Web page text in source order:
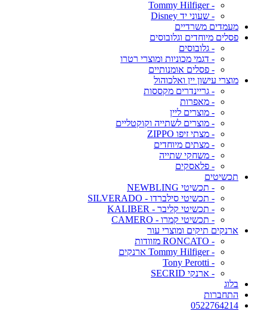
- Tommy Hilfiger
- שעוני יד Disney
מעמדים משרדיים
פסלים מיוחדים וגלובוסים
- גלובוסים
- דגמי מכוניות ומוצרי רטרו
- פסלים אומנותיים
מוצרי עישון יין ואלכוהול
- גריינדרים מקססות
- מאפרות
- מוצרים ליין
- מוצרים לשתייה וקוקטליים
- מצתי זיפו ZIPPO
- מצתים מיוחדים
- משחקי שתייה
- פלאסקים
תכשיטים
- תכשיטי NEWBLING
- תכשיטי סילברדו - SILVERADO
- תכשיטי קליבר - KALIBER
- תכשיטי קמרו - CAMERO
ארנקים תיקים ומוצרי עור
- RONCATO מזוודות
- Tommy Hilfiger ארנקים
- Tony Perotti
- ארנקי SECRID
בלוג
התחברות
0522764214